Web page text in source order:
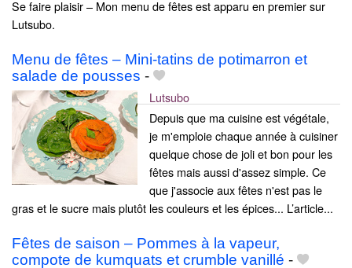
Se faire plaisir – Mon menu de fêtes est apparu en premier sur
Lutsubo.
Menu de fêtes – Mini-tatins de potimarron et
salade de pousses -
Lutsubo
Depuis que ma cuisine est végétale,
je m'emploie chaque année à cuisiner
quelque chose de joli et bon pour les
fêtes mais aussi d'assez simple. Ce
que j'associe aux fêtes n'est pas le
gras et le sucre mais plutôt les couleurs et les épices... L’article...
Fêtes de saison – Pommes à la vapeur,
compote de kumquats et crumble vanillé -